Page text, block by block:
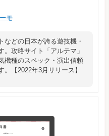
モ
などの日本が誇る遊技機・
攻略サイト「アルテマ」
機種のスペック・演出信頼
【2022年3月リリース】